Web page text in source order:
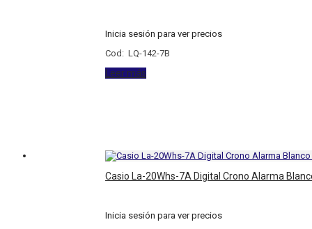
Inicia sesión para ver precios
Cod: LQ-142-7B
Leer más
Casio La-20Whs-7A Digital Crono Alarma
Inicia sesión para ver precios